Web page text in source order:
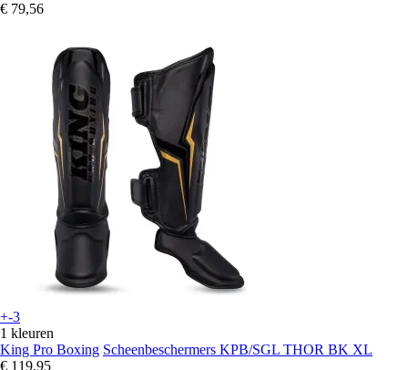
€ 79,56
+-3
1 kleuren
King Pro Boxing Scheenbeschermers KPB/SGL THOR BK XL
€ 119,95